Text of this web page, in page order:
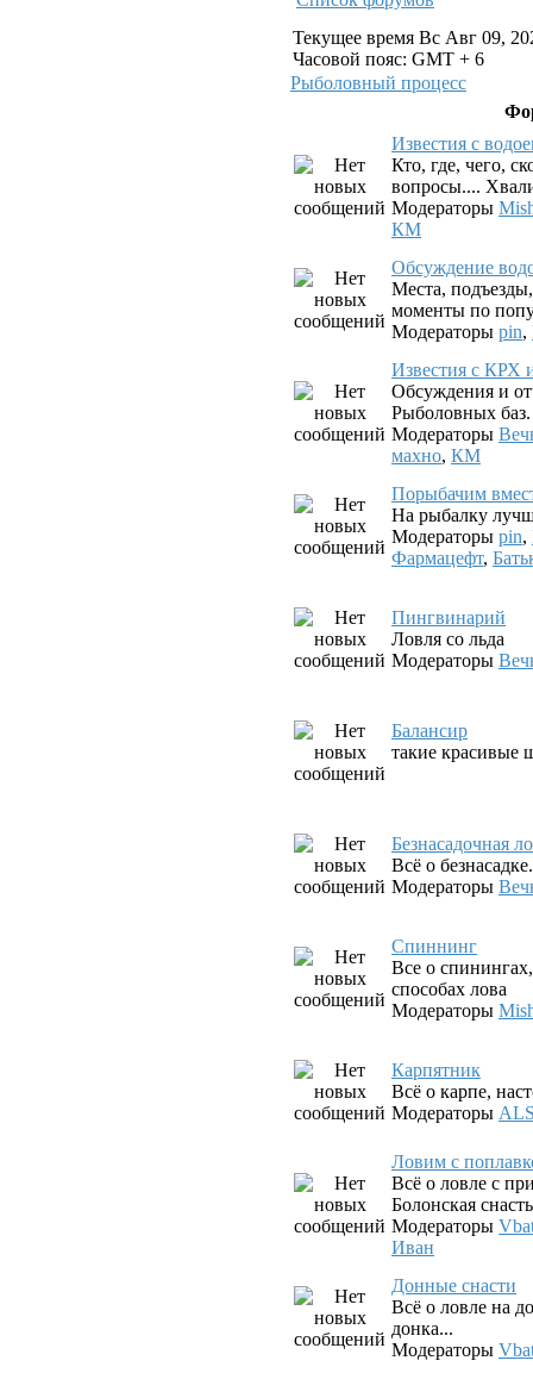
Текущее время Вс Авг 09,
Часовой пояс: GMT + 6
Рыболовный процесс
Известия с
Кто, где, чего,
вопросы....
Модераторы
КМ
Обсуждение
Места,
моменты по
Модераторы pin,
Известия с КРХ
Обсуждения и
Рыболовных баз.
Модераторы
махно, КМ
Порыбачим
На рыбалку
Модераторы pin,
Фармацефт,
Пингвинарий
Ловля со льда
Модераторы
Балансир
такие красивые
Безнасадочная
Всё о
Модераторы
Спиннинг
Все о
способах лова
Модераторы
Карпятник
Всё о карпе,
Модераторы
Ловим с
Всё о ловле с
Болонская
Модераторы
Иван
Донные снасти
Всё о ловле на
донка...
Модераторы